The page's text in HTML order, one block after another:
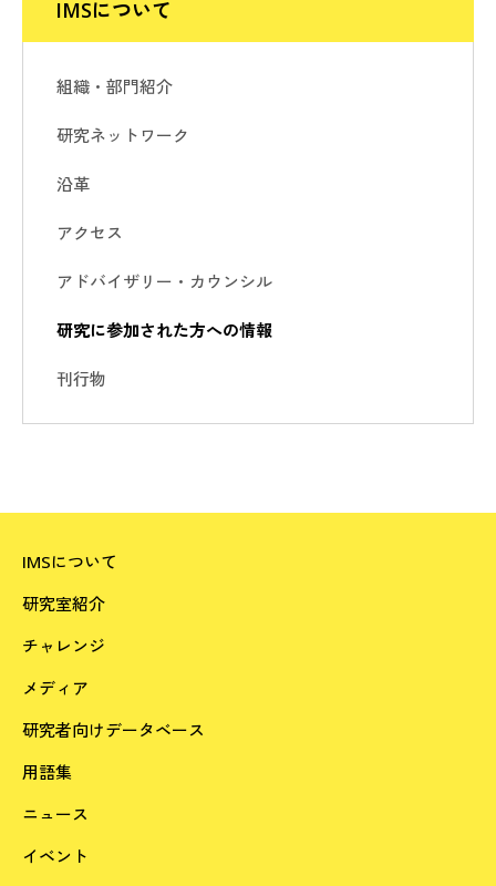
IMSについて
組織・部門紹介
研究ネットワーク
沿革
アクセス
アドバイザリー・カウンシル
研究に参加された方への情報
刊行物
IMSについて
研究室紹介
チャレンジ
メディア
研究者向けデータベース
用語集
ニュース
イベント